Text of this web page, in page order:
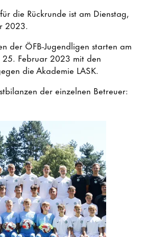
die Rückrunde ist am Dienstag,
2023.
der ÖFB-Jugendligen starten am
25. Februar 2023 mit den
die Akademie LASK.
der einzelnen Betreuer: